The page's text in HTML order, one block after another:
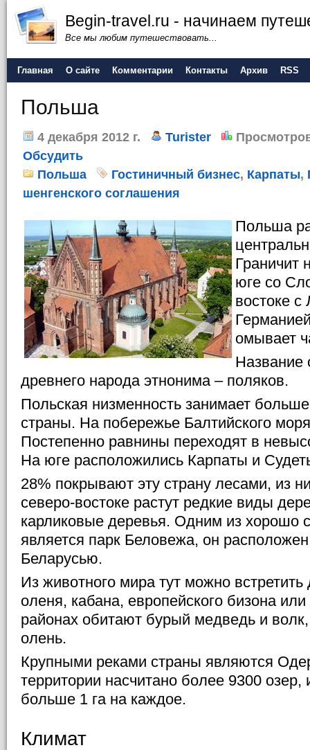
Begin-travel.ru - начинаем
Все мы любим путешествовать...
Главная О сайте Комментарии Контакты Архив RSS
Польша
4 декабря 2012 г. Turister
Обсудить
Польша
Гостиничный бизнес, Карпаты,
шенгенского соглашения
Польша
Граничит
юге со
востоке с
омывает
Название
древнего народа этнонима – поляков.
Польская низменность занимает
страны. На побережье Балтийского
Постепенно равнины переходят в
На юге расположились Карпаты и
28% покрывают эту страну лесами, из
северо-востоке растут редкие виды
карликовые деревья. Одним из хорошо
является парк Беловежа, он
Беларусью.
Из животного мира тут можно встретить
оленя, кабана, европейского бизона
районах обитают бурый медведь и
олень.
Крупными реками страны являются
территории насчитано более 9300
больше 1 га на каждое.
Климат